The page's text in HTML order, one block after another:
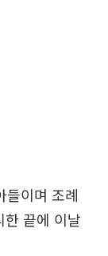
들이며 조례
끝에 이날